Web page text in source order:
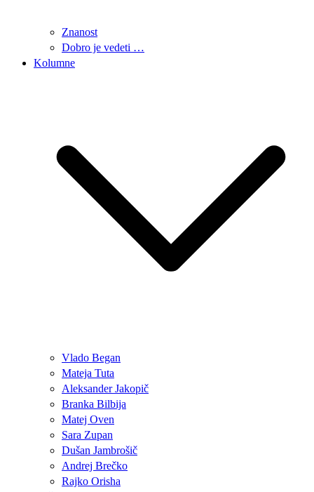
Znanost
Dobro je vedeti …
Kolumne
Vlado Began
Mateja Tuta
Aleksander Jakopič
Branka Bilbija
Matej Oven
Sara Zupan
Dušan Jambrošič
Andrej Brečko
Rajko Orisha